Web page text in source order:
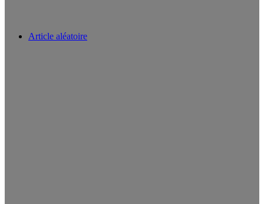
Article aléatoire